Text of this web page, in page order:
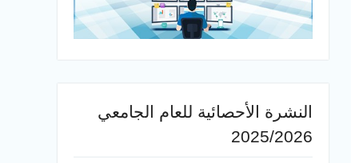
النشرة الأحصائية للعام الجامعي
2025/2026